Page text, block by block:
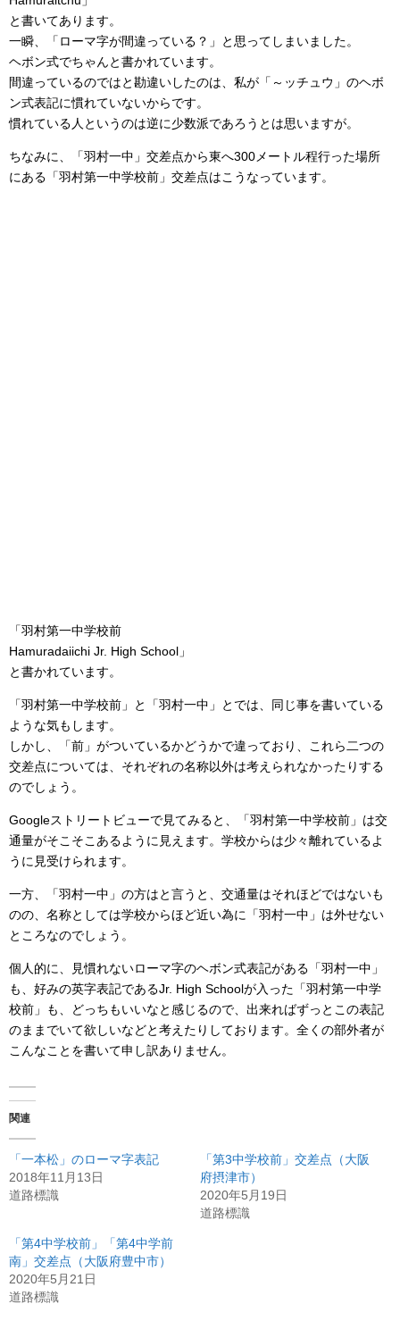
と書いてあります。
一瞬、「ローマ字が間違っている？」と思ってしまいました。
ヘボン式でちゃんと書かれています。
間違っているのではと勘違いしたのは、私が「～ッチュウ」のヘボ
ン式表記に慣れていないからです。
慣れている人というのは逆に少数派であろうとは思いますが。
ちなみに、「羽村一中」交差点から東へ300メートル程行った場所
にある「羽村第一中学校前」交差点はこうなっています。
「羽村第一中学校前
Hamuradaiichi Jr. High School」
と書かれています。
「羽村第一中学校前」と「羽村一中」とでは、同じ事を書いている
ような気もします。
しかし、「前」がついているかどうかで違っており、これら二つの
交差点については、それぞれの名称以外は考えられなかったりする
のでしょう。
Googleストリートビューで見てみると、「羽村第一中学校前」は交
通量がそこそこあるように見えます。学校からは少々離れているよ
うに見受けられます。
一方、「羽村一中」の方はと言うと、交通量はそれほどではないも
のの、名称としては学校からほど近い為に「羽村一中」は外せない
ところなのでしょう。
個人的に、見慣れないローマ字のヘボン式表記がある「羽村一中」
も、好みの英字表記であるJr. High Schoolが入った「羽村第一中学
校前」も、どっちもいいなと感じるので、出来ればずっとこの表記
のままでいて欲しいなどと考えたりしております。全くの部外者が
こんなことを書いて申し訳ありません。
関連
「一本松」のローマ字表記
2018年11月13日
道路標識
「第3中学校前」交差点（大阪
府摂津市）
2020年5月19日
道路標識
「第4中学校前」「第4中学前
南」交差点（大阪府豊中市）
2020年5月21日
道路標識